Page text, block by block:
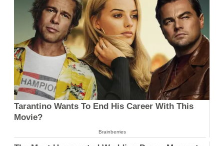
Tarantino Wants To End His Career With This
Movie?
Brainberries